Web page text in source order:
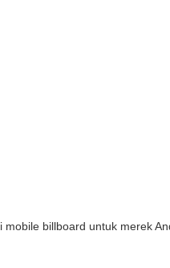
billboard untuk merek